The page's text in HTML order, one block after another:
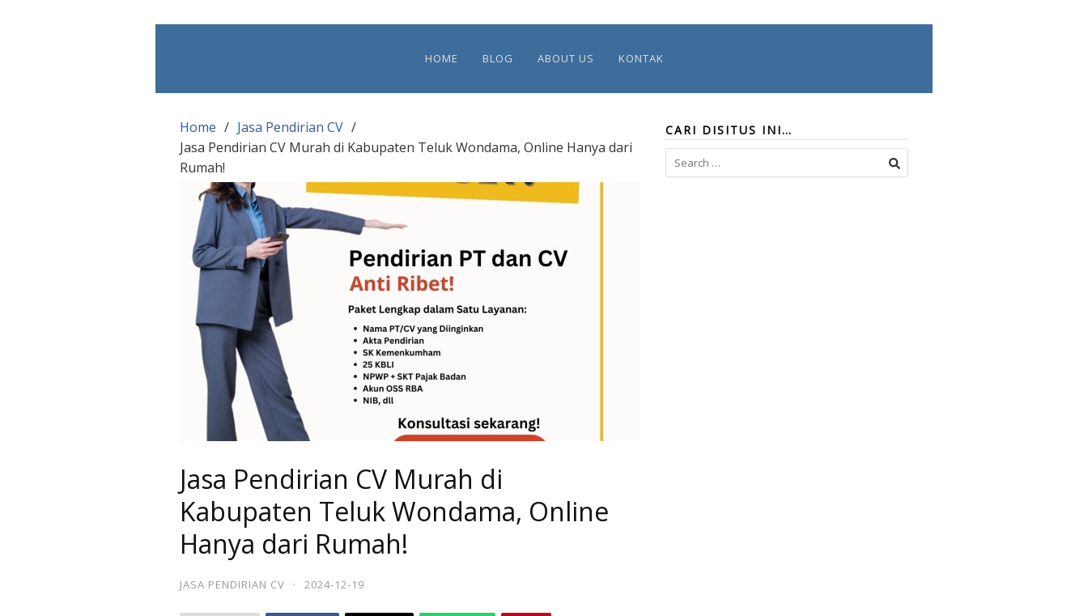
HOME BLOG ABOUT US KONTAK
Home
Jasa Pendirian CV
Jasa Pendirian CV Murah di Kabupaten Teluk Wondama, Online Hanya dari
Rumah!
Jasa Pendirian CV Murah di
Kabupaten Teluk Wondama, Online
Hanya dari Rumah!
JASA PENDIRIAN CV · 2024-12-19
CARI DISITUS INI…
Search
for: